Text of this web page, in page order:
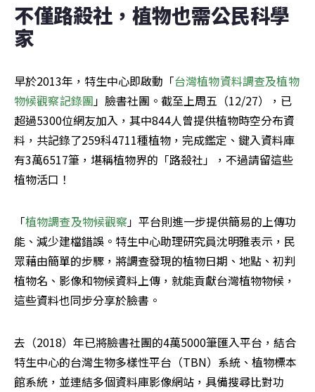
不僅路殺社，植物也需公民科學
家
早於2013年，特生中心即啟動「台灣植物資料調查及植物
物候觀察記錄團」臉書社團。截至上周五（12/27），已
超過5300位網友加入，其中844人曾提供植物時空分布資
料，共記錄了259科4711種植物，完成鑑定、鍵入資料庫
有3萬6517筆，堪稱植物界的「路殺社」，不過請留這些
植物活口！
「植物調查及物候觀察」平台則進一步提供簡易的上傳功
能、減少建檔錯誤。特生中心助理研究員沈明雅表示，民
眾藉由簡單的步驟，將調查發現的植物日期、地點、初判
植物名、影像和物候資料上傳，就能貢獻台灣植物物候，
這些資料也同步分享於臉書。
去（2018）年已將臉書社團的4萬5000筆匯入平台，結合
特生中心的台灣生物多樣性平台（TBN）系統、植物標本
館系統，並連結多個資料庫影像網站，具備搜尋比對功